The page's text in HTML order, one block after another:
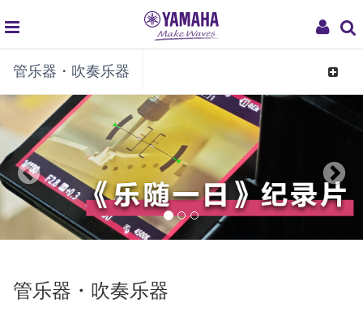
My
global
navigation
管乐器・吹奏乐器
Toggle
管乐器・吹奏乐器